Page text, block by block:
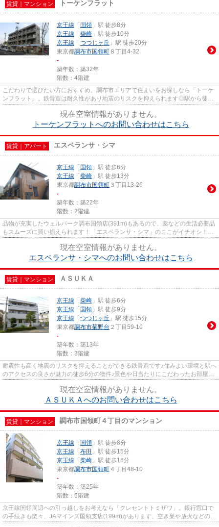
賃貸｜マンション トーケンフラット
京王線 「 国領 」駅 徒歩8分
京王線 「 柴崎 」駅 徒歩10分
京王線 「 つつじヶ丘 」駅 徒歩20分
東京都調布市国領町 ８丁目4-32
-
築年数：築32年
階数：4階建
こだわりで選びたい方におすすめ。調布市エリアで住まいをお探しなら「トーケ
ンフラット」。鉄骨造は耐久性があり地震のリスクを抑えられます◎駅から徒歩
現在空室情報がありません。
トーケンフラットへのお問い合わせはこちら
賃貸｜アパート エスペランサ・シマ
京王線 「 国領 」駅 徒歩6分
京王線 「 柴崎 」駅 徒歩13分
東京都調布市国領町 ３丁目13-26
-
築年数：築22年
階数：2階建
品物が充実したウェルパーク調布国領店(391m)もあるので、薬などの生活必要品
もスムーズに買い揃えられます！「エスペランサ・シマ」のここがイチオシ！軽
現在空室情報がありません。
エスペランサ・シマへのお問い合わせはこちら
賃貸｜マンション ＡＳＵＫＡ
京王線 「 柴崎 」駅 徒歩6分
京王線 「 国領 」駅 徒歩9分
京王線 「 つつじヶ丘 」駅 徒歩15分
東京都調布市菊野台 ２丁目59-10
-
築年数：築13年
階数：3階建
耐震性も高く地震のリスクを抑えることができる鉄骨造です♪住みよい環境と駅へ
のアクセスの良さが魅力の徒歩6分の物件♪景色や日当たりにこだわったお部屋探
現在空室情報がありません。
ＡＳＵＫＡへのお問い合わせはこちら
賃貸｜マンション 調布市国領町４丁目のマンション
京王線 「 国領 」駅 徒歩8分
京王線 「 布田 」駅 徒歩15分
京王線 「 柴崎 」駅 徒歩16分
東京都調布市国領町 ４丁目48-10
-
築年数：築25年
階数：5階建
京王線国領周辺への引っ越しをお考えなら「クレセントトミザワ」。銀行窓口で
の手続きも楽々、JAマインズ国領支店(199m)があります。空き巣や放火などの防